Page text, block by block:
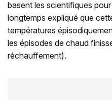
basent les scientifiques
longtemps expliqué que
températures
les épisodes de chaud
réchauffement).